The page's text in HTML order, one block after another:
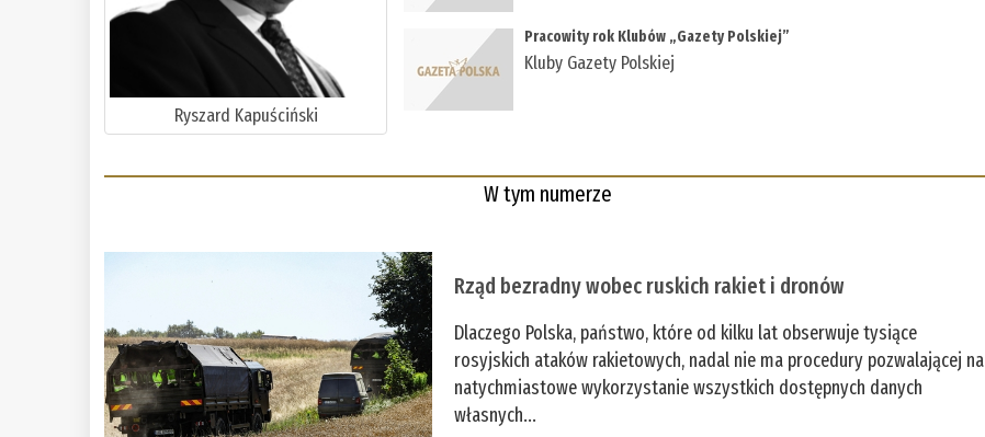
Ryszard Kapuściński
Pracowity rok Klubów „Gazety Polskiej”
Kluby Gazety Polskiej
W tym numerze
Rząd bezradny wobec ruskich rakiet i dronów
Dlaczego Polska, państwo, które od kilku lat obserwuje tysiące
rosyjskich ataków rakietowych, nadal nie ma procedury pozwalającej na
natychmiastowe wykorzystanie wszystkich dostępnych danych
własnych...